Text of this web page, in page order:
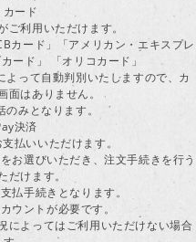
ード
ご利用いただけます。
カード」「アメリカン・エキスプレ
ード」 「オリコカード」
って自動判別いたしますので、カ
面はありません。
みとなります。
決済
払いいただけます。
お選びいただき、注文手続きを行う
だけます。
払手続きとなります。
ウントが必要です。
によってはご利用いただけない場合